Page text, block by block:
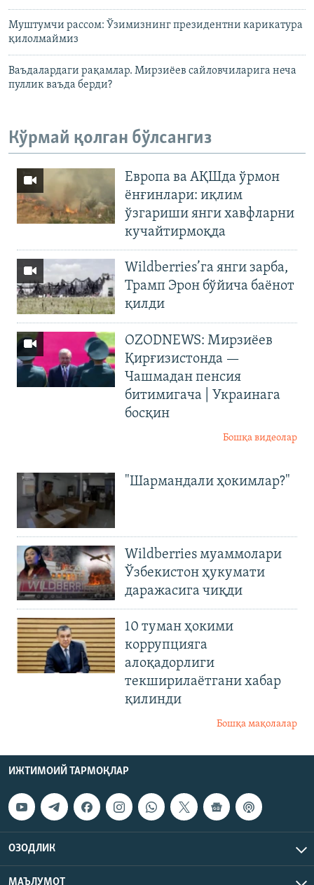
Муштумчи рассом: Ўзимизнинг президентни карикатура
қилолмаймиз
Ваъдалардаги рақамлар. Мирзиёев сайловчиларига неча
пуллик ваъда берди?
Кўрмай қолган бўлсангиз
Европа ва АҚШда ўрмон
ёнғинлари: иқлим
ўзгариши янги хавфларни
кучайтирмоқда
Wildberries’га янги зарба,
Трамп Эрон бўйича баёнот
қилди
OZODNEWS: Мирзиёев
Қирғизистонда —
Чашмадан пенсия
битимигача | Украинага
босқин
Бошқа видеолар
"Шармандали ҳокимлар?"
Wildberries муаммолари
Ўзбекистон ҳукумати
даражасига чиқди
10 туман ҳокими
коррупцияга
алоқадорлиги
текширилаётгани хабар
қилинди
Бошқа мақолалар
ИЖТИМОИЙ ТАРМОҚЛАР
ОЗОДЛИК
МАЪЛУМОТ